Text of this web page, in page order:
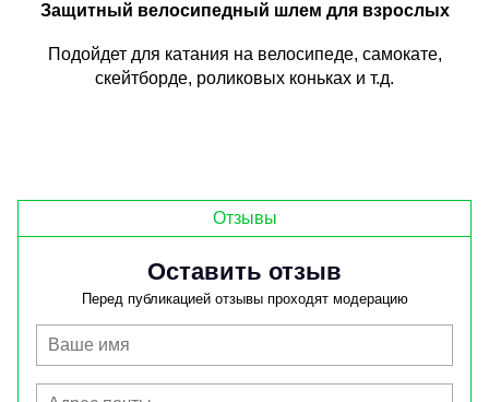
Защитный велосипедный шлем для взрослых
Подойдет для катания на велосипеде, самокате,
скейтборде, роликовых коньках и т.д.
Отзывы
Оставить отзыв
Перед публикацией отзывы проходят модерацию